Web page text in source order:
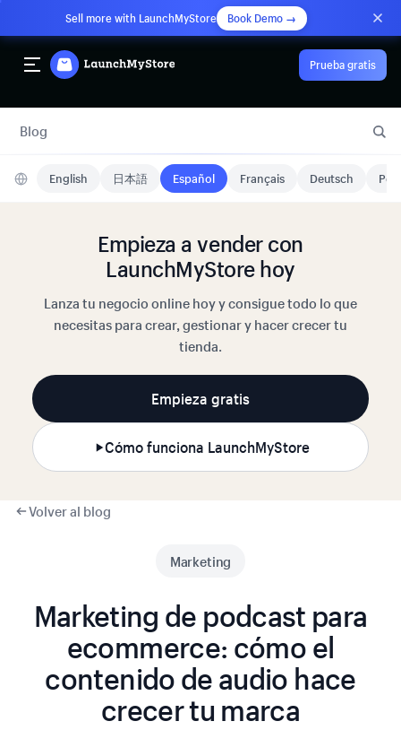
Sell more with LaunchMyStore Book Demo →
Prueba gratis
Blog
English 日本語 Español Français Deutsch
Empieza a vender con
LaunchMyStore hoy
Lanza tu negocio online hoy y consigue todo lo que
necesitas para crear, gestionar y hacer crecer tu
tienda.
Empieza gratis
Cómo funciona LaunchMyStore
Volver al blog
Marketing
Marketing de podcast para
ecommerce: cómo el
contenido de audio hace
crecer tu marca